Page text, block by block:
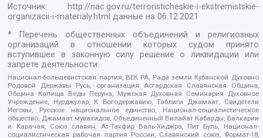
Источник:
http://nac.gov.ru/terroristicheskie-i-ekstremistskie-
organizacii-i-materialy.html данные на06.12.2021
* Перечень общественных объединений и религиозных
организаций в отношении которых судом принято
вступившее в законную силу решение о ликвидации или
запрете деятельности:
Национал-большевистская партия, ВЕК РА, Рада земли Кубанской Духовно
Родовой Державы Русь, организация Асгардская Славянская Община,
Община Капища Веды Перуна, Мужская Духовная Семинария Духовное
Учреждение, Нурджулар, К Богодержавию, Таблиги Джамаат, Свидетели
Иеговы, Русское национальное единство, Национал-социалистическое
общество, Джамаат мувахидов, Объединенный Вилайат Кабарды, Балкарии
и Карачая, Союз славян, Ат-Такфир Валь-Хиджра, Пит Буль, Национал-
социалистическая рабочая партия России, Славянский союз, Формат-18,